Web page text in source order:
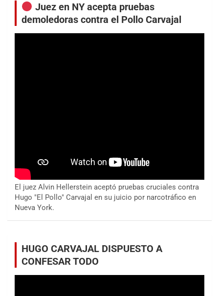
Juez en NY acepta pruebas
demoledoras contra el Pollo Carvajal
El juez Alvin Hellerstein aceptó pruebas cruciales contra
Hugo "El Pollo" Carvajal en su juicio por narcotráfico en
Nueva York.
HUGO CARVAJAL DISPUESTO A
CONFESAR TODO